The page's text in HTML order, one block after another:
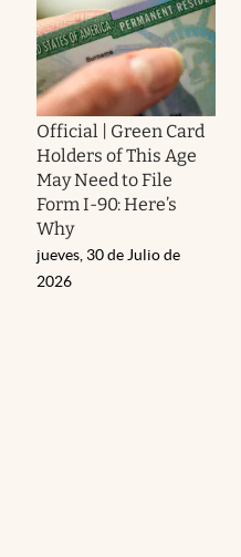
Official | Green Card
Holders of This Age
May Need to File
Form I-90: Here’s
Why
jueves, 30 de Julio de
2026